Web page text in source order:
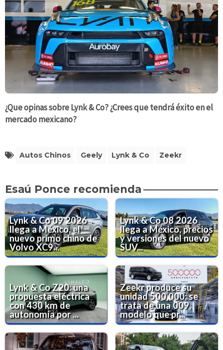
¿Que opinas sobre Lynk & Co? ¿Crees que tendrá éxito en el
mercado mexicano?
Autos Chinos Geely Lynk & Co Zeekr
Esaú Ponce recomienda
Lynk & Co 09 2026
llega a México, el
nuevo primo chino de
Volvo XC9...
Lynk & Co 08 2026
llega a México, precios
y versiones del nuevo
SUV...
Lynk & Co Z20: una
propuesta eléctrica
con 430 km de
autonomía por ...
Zeekr produce su
unidad 500,000; se
trata de una 009,
modelo que pr...